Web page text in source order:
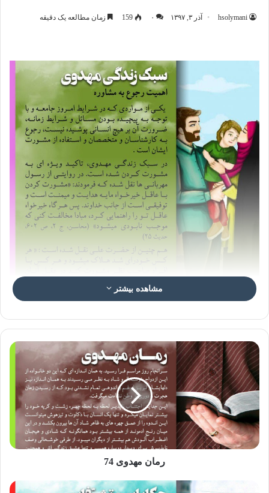
hsolymani آذر ۳, ۱۳۹۷ ۰ 159 زمان مطالعه یک دقیقه
عکس نوشته سبک زندگی مهدوی ۳۷
سبک زندگی مهدوی ۳۷: اهمیت رجوع به
مشاوره
یکی از مواردی که در شرایط امروز جامعه و با توجه به پیچیده
بودن مسائل و شرایط زمانه، ضرورت آن بر هیچ انسانی پوشیده
نیست، رجوع به کارشناسان و متخصصان و استفاده از مشورت
مشاهده بیشتر
رمان مهدوی 74